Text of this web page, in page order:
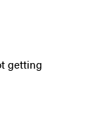
getting